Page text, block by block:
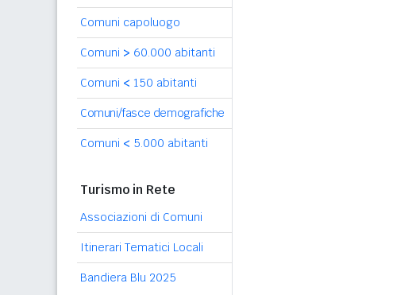
Comuni capoluogo
Comuni > 60.000 abitanti
Comuni < 150 abitanti
Comuni/fasce demografiche
Comuni < 5.000 abitanti
Turismo in Rete
Associazioni di Comuni
Itinerari Tematici Locali
Bandiera Blu 2025